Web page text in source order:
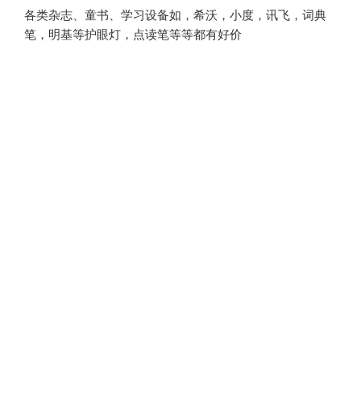
各类杂志、童书、学习设备如，希沃，小度，讯飞，词典
笔，明基等护眼灯，点读笔等等都有好价